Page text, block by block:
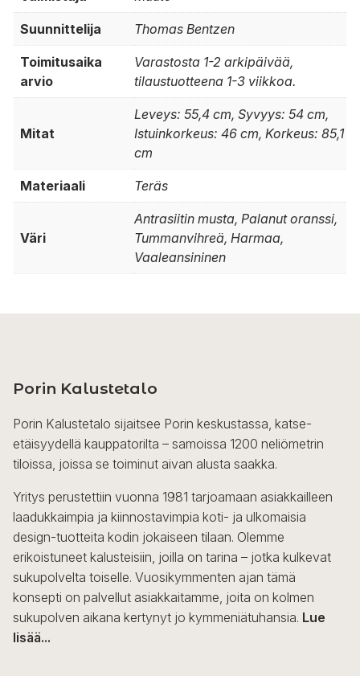
Suunnittelija Thomas Bentzen
Toimitusaika
arvio
Varastosta 1-2 arkipäivää,
tilaustuotteena 1-3 viikkoa.
Mitat
Leveys: 55,4 cm, Syvyys: 54 cm,
Istuinkorkeus: 46 cm, Korkeus: 85,1
cm
Materiaali Teräs
Väri
Antrasiitin musta, Palanut oranssi,
Tummanvihreä, Harmaa,
Vaaleansininen
Porin Kalustetalo
Porin Kalustetalo sijaitsee Porin keskustassa, katse-
etäisyydellä kauppatorilta – samoissa 1200 neliömetrin
tiloissa, joissa se toiminut aivan alusta saakka.
Yritys perustettiin vuonna 1981 tarjoamaan asiakkailleen
laadukkaimpia ja kiinnostavimpia koti- ja ulkomaisia
design-tuotteita kodin jokaiseen tilaan. Olemme
erikoistuneet kalusteisiin, joilla on tarina – jotka kulkevat
sukupolvelta toiselle. Vuosikymmenten ajan tämä
konsepti on palvellut asiakkaitamme, joita on kolmen
sukupolven aikana kertynyt jo kymmeniätuhansia. Lue
lisää...